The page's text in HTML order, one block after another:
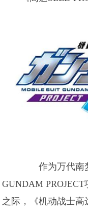
作为万代南梦
GUNDAM
之际，《机动战士